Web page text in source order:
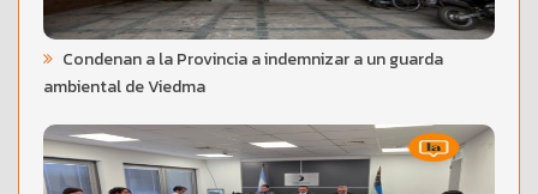
Condenan a la Provincia a indemnizar a un guarda
ambiental de Viedma